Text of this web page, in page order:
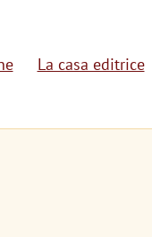
La casa editrice